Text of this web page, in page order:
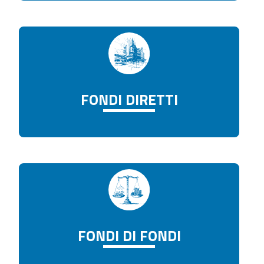
FONDI DIRETTI
FONDI DI FONDI